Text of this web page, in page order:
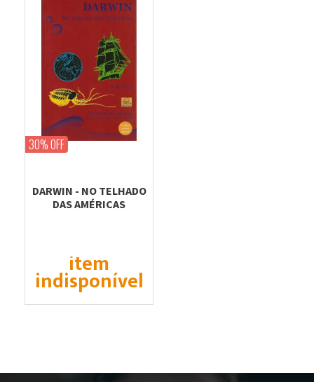
30% OFF
DARWIN - NO TELHADO
DAS AMÉRICAS
item
indisponível